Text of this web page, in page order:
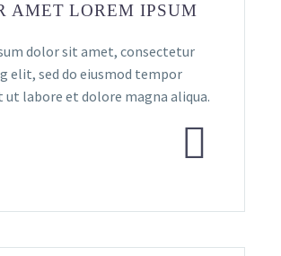
AMET LOREM IPSUM
dolor sit amet, consectetur
elit, sed do eiusmod tempor
ut labore et dolore magna aliqua.

